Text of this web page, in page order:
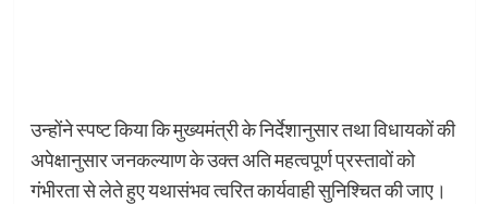
उन्होंने स्पष्ट किया कि मुख्यमंत्री के निर्देशानुसार तथा विधायकों की
अपेक्षानुसार जनकल्याण के उक्त अति महत्वपूर्ण प्रस्तावों को
गंभीरता से लेते हुए यथासंभव त्वरित कार्यवाही सुनिश्चित की जाए।